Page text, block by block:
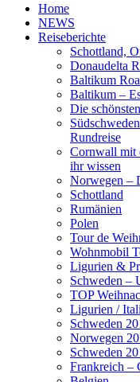
Home
NEWS
Reiseberichte
Schottland,
Donaudelta
Baltikum
Baltikum –
Die
Rundreise
Cornwall mit
ihr wissen
Norwegen –
Schottland
Rumänien
Polen
Tour de
Wohnmobil
Ligurien &
Schweden –
TOP
Ligurien /
Schweden
Norwegen
Schweden
Frankreich –